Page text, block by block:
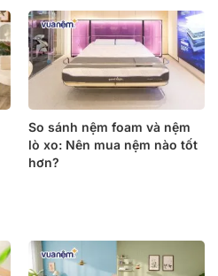
So sánh nệm foam và nệm
lò xo: Nên mua nệm nào tốt
hơn?